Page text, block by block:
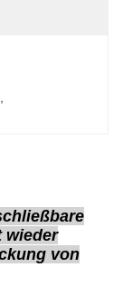
wieder
von